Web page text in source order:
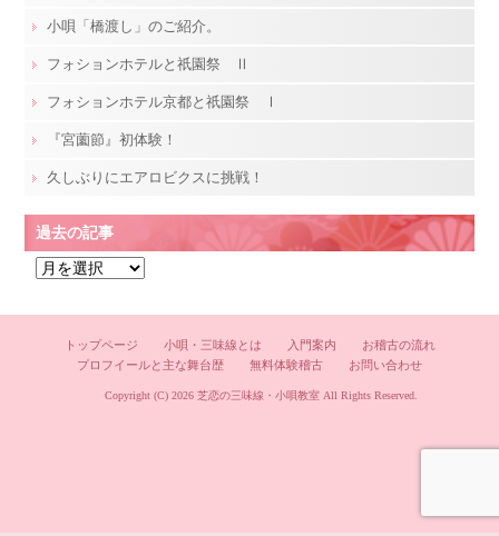
小唄「橋渡し」のご紹介。
フォションホテルと祇園祭 Ⅱ
フォションホテル京都と祇園祭 Ⅰ
『宮薗節』初体験！
久しぶりにエアロビクスに挑戦！
過去の記事
の
トップページ 小唄・三味線とは 入門案内
お稽古の流れ
プロフイールと主な舞台歴
無料体験稽古 お問い合わせ
Copyright (C) 2026 芝恋の三味線・小唄教室All Rights Reserved.